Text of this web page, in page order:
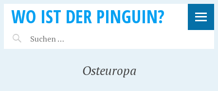
WO IST DER PINGUIN?
Osteuropa